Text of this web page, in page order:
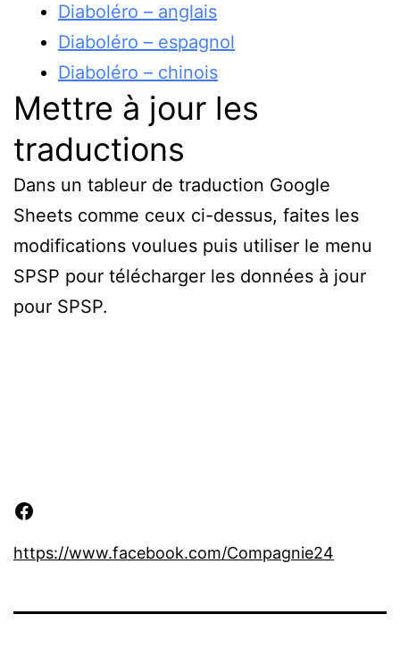
Diaboléro – anglais
Diaboléro – espagnol
Diaboléro – chinois
Mettre à jour les
traductions
Dans un tableur de traduction Google
Sheets comme ceux ci-dessus, faites les
modifications voulues puis utiliser le menu
SPSP pour télécharger les données à jour
pour SPSP.
Facebook
https://www.facebook.com/Compagnie24